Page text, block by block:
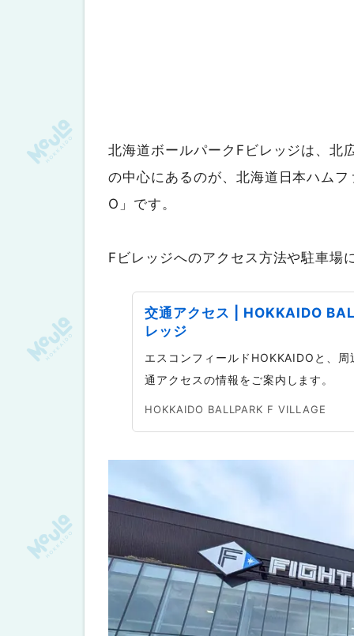
北海道ボールパークFビレッジは、北
の中心にあるのが、北海道日本ハム
O」です。
Fビレッジへのアクセス方法や駐車場
交通アクセス | HOKKAIDO
レッジ
エスコンフィールドHOKKAIDOと、
通アクセスの情報をご案内します。
HOKKAIDO BALLPARK F VILLAGE